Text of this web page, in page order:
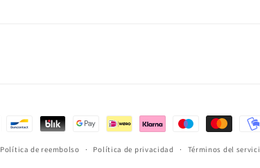
Política de reembolso Política de privacidad Términos del